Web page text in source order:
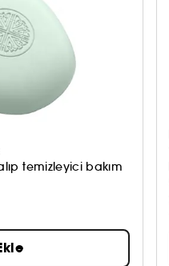
temizleyici bakım